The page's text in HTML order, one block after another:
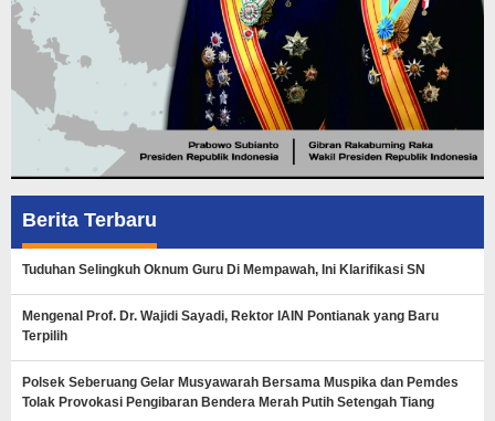
Berita Terbaru
Tuduhan Selingkuh Oknum Guru Di Mempawah, Ini Klarifikasi SN
Mengenal Prof. Dr. Wajidi Sayadi, Rektor IAIN Pontianak yang Baru
Terpilih
Polsek Seberuang Gelar Musyawarah Bersama Muspika dan Pemdes
Tolak Provokasi Pengibaran Bendera Merah Putih Setengah Tiang